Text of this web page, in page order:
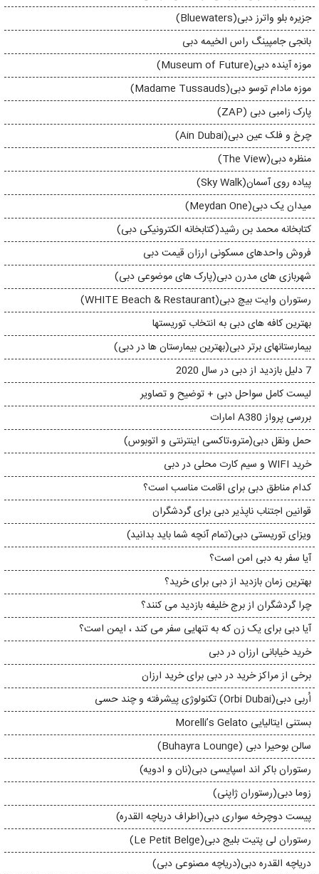
جزیره بلو واترز دبی(Bluewaters)
بانجی جامپینگ راس الخیمه دبی
موزه آینده دبی(Museum of Future)
موزه مادام توسو دبی(Madame Tussauds)
پارک زامبی دبی (ZAP)
چرخ و فلک عین دبی(Ain Dubai)
منظره دبی(The View)
پیاده روی آسمان(Sky Walk)
میدان یک دبی(Meydan One)
کتابخانه محمد بن رشید(کتابخانه الکترونیکی دبی)
فروش واحدهای مسکونی ارزان قیمت دبی
شهربازی های مدرن دبی(پارک های موضوعی دبی)
رستوران وایت بیچ دبی(WHITE Beach & Restaurant)
بهترین کافه های دبی به انتخاب توریستها
بیمارستانهای برتر دبی(بهترین بیمارستان ها در دبی)
7 دلیل بازدید از دبی در سال 2020
لیست کامل سواحل دبی + توضیح و تصاویر
بررسی پرواز A380 امارات
حمل ونقل دبی(مترو،تاکسی اینترنتی و اتوبوس)
خرید WIFI و سیم کارت محلی در دبی
کدام مناطق دبی برای اقامت مناسب است؟
قوانین اجتناب ناپذیر دبی برای گردشگران
ویزای توریستی دبی(تمام آنچه شما باید بدانید)
آیا سفر به دبی امن است؟
بهترین زمان بازدید از دبی برای خرید؟
چرا گردشگران از برج خلیفه بازدید می کنند؟
آیا دبی برای یک زن که به تنهایی سفر می کند ، ایمن است؟
خرید خیابانی ارزان در دبی
برخی از مراکز خرید در دبی برای خرید ارزان
اُربی دبی(Orbi Dubai) تکنولوژی پیشرفته و چند حسی
بستنی ایتالیایی Morelli’s Gelato
سالن بوحیرا دبی (Buhayra Lounge)
رستوران باکر اند اسپایسی دبی(نان و ادویه)
زوما دبی(رستوران ژاپنی)
پیست دوچرخه سواری دبی(اطراف دریاچه القدره)
رستوران لی پتیت بلیج دبی(Le Petit Belge)
دریاچه القدره دبی(دریاچه مصنوعی دبی)